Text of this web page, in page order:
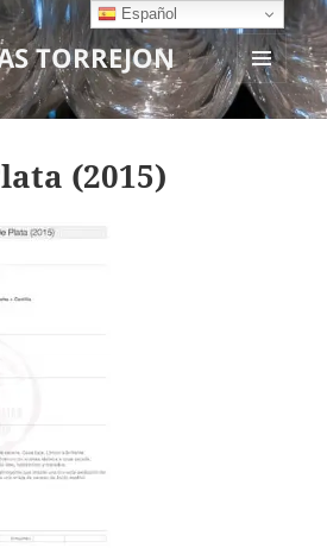
TORREJON
MENÚ
Y
(2015)
Español